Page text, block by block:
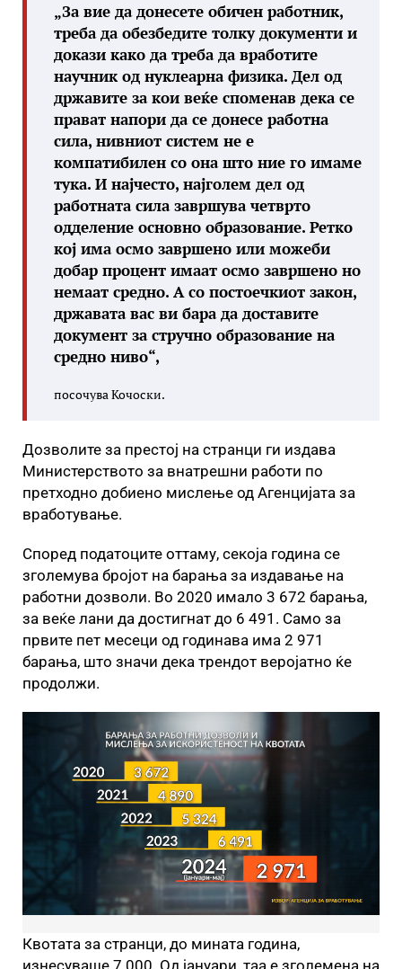
„За вие да донесете обичен работник,
треба да обезбедите толку документи и
докази како да треба да вработите
научник од нуклеарна физика. Дел од
државите за кои веќе споменав дека се
прават напори да се донесе работна
сила, нивниот систем не е
компатибилен со она што ние го имаме
тука. И најчесто, најголем дел од
работната сила завршува четврто
одделение основно образование. Ретко
кој има осмо завршено или можеби
добар процент имаат осмо завршено но
немаат средно. А со постоечкиот закон,
државата вас ви бара да доставите
документ за стручно образование на
средно ниво“,
посочува Кочоски.
Дозволите за престој на странци ги издава
Министерството за внатрешни работи по
претходно добиено мислење од Агенцијата за
вработување.
Според податоците оттаму, секоја година се
зголемува бројот на барања за издавање на
работни дозволи. Во 2020 имало 3 672 барања,
за веќе лани да достигнат до 6 491. Само за
првите пет месеци од годинава има 2 971
барања, што значи дека трендот веројатно ќе
продолжи.
Квотата за странци, до мината година,
изнесуваше 7 000. Од јануари, таа е зголемена на